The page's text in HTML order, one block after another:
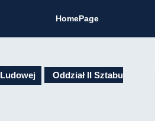
HomePage
Oddział II Sztabu